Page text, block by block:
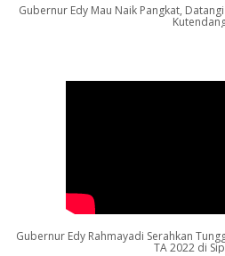
Gubernur Edy Mau Naik Pangkat,
Gubernur Edy Rahmayadi Serahkan
TA 2022 di